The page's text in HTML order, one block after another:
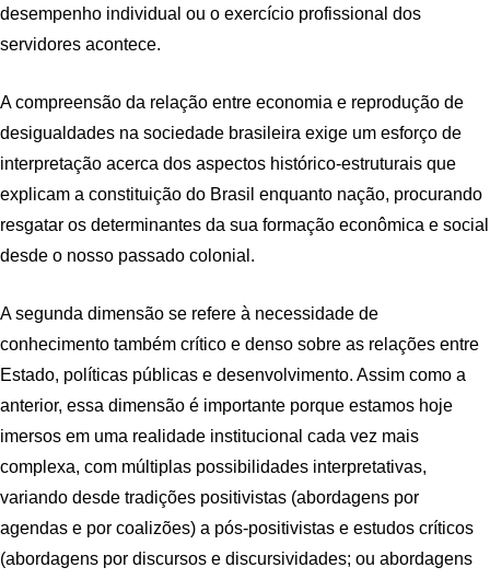
desempenho individual ou o exercício profissional dos
servidores acontece.
A compreensão da relação entre economia e reprodução de
desigualdades na sociedade brasileira exige um esforço de
interpretação acerca dos aspectos histórico-estruturais que
explicam a constituição do Brasil enquanto nação, procurando
resgatar os determinantes da sua formação econômica e social
desde o nosso passado colonial.
A segunda dimensão se refere à necessidade de
conhecimento também crítico e denso sobre as relações entre
Estado, políticas públicas e desenvolvimento. Assim como a
anterior, essa dimensão é importante porque estamos hoje
imersos em uma realidade institucional cada vez mais
complexa, com múltiplas possibilidades interpretativas,
variando desde tradições positivistas (abordagens por
agendas e por coalizões) a pós-positivistas e estudos críticos
(abordagens por discursos e discursividades; ou abordagens